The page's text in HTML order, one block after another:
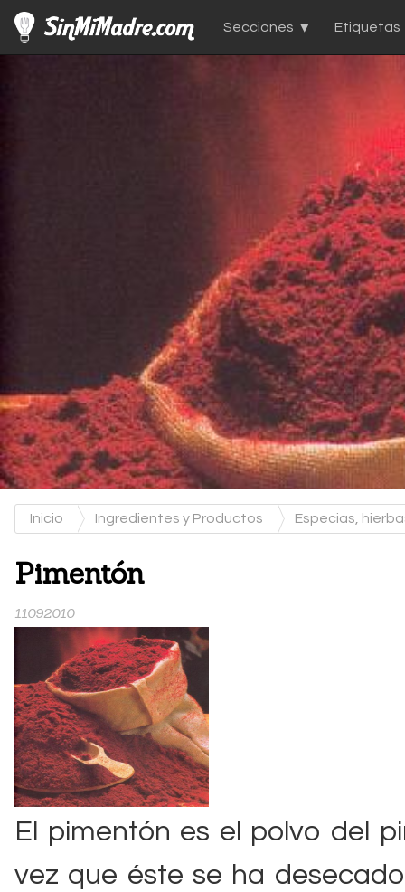
Secciones Etiquetas
Inicio Ingredientes y Productos Especias,
Pimentón
11092010
El pimentón es el polvo del
vez que éste se ha